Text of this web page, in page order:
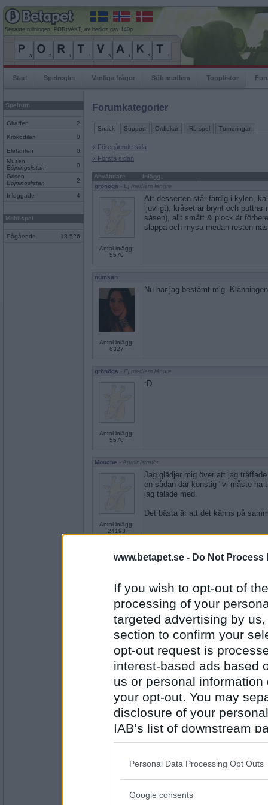
www.betapet.se - Do Not Process
If you wish to opt-out of
processing of your
targeted advertising by
section to confirm your
opt-out request is
interest-based ads based
us or personal
your opt-out. You may
disclosure of your
IAB’s list of downstream
also be disclosed by us
Downstream Participants
Please note that this
Personal Data Processing Opt Outs
Google consents
Senaste rullningen, PORtVAKT, av berlioz gav 140p
Start Spelregler Vanliga frågor Sök medlem Topplistor
Spelrum
Giraffen 2
Krokodilen 0
Elefanten
0
Musen
Böjningslistan
0
Grisen
Böjningslistan
2
Inloggade 4
Mobilspel
Pågående 18 526
Forumkategorier
Snack Support Ordlekar IRL-spel Turneringar
« Föregående sida
« Första sidan
Användare
Inlägg
grönöga - Ej medlem längre
Antal inlägg:
5570
Att desserten står färdig i kylen,
ljuvligt), kråset är brynt och puttrar
såsen), allt smått & plock är
slappa och mysa medan resten
numsan
Antal inlägg:
6327
Nu har jag bestämt mig.
grönöga - Ej medlem längre
Antal inlägg:
5570
:D
Mouche - Administratör
Antal inlägg:
24193
Jag glädjer mig över att jag
en sådan där konstig "vi måste ha
jag talade med.
Det bästa är att det känns på
1877
en skön känsla.
(FFs stavningskontroll vill ändra
omg.)
Antal inlägg:
6334
Äh men han är väl inte punkig?
varje nyårsdag, gud gillar mig.
crooked rain- Ej medlem längre
Antal inlägg: